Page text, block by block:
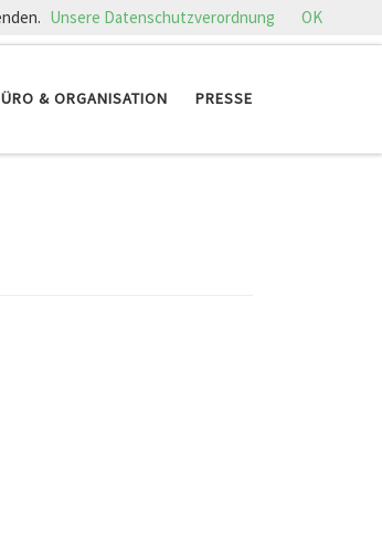
& ORGANISATION PRESSE
Unsere Datenschutzverordnung OK